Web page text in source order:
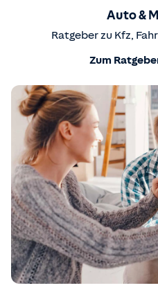
Auto &
Ratgeber zu Kfz,
Zum